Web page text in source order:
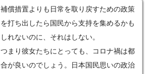
補償措置よりも日常を取り戻すための政策
を打ち出したら国民から支持を集めるかも
しれないのに、それはしない。
つまり彼女たちにとっても、コロナ禍は都
合が良いのでしょう。日本国民思いの政治